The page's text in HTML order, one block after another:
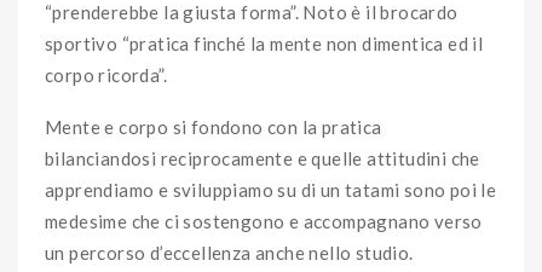
“prenderebbe la giusta forma”. Noto è il brocardo
sportivo “pratica finché la mente non dimentica ed il
corpo ricorda”.
Mente e corpo si fondono con la pratica
bilanciandosi reciprocamente e quelle attitudini che
apprendiamo e sviluppiamo su di un tatami sono poi le
medesime che ci sostengono e accompagnano verso
un percorso d’eccellenza anche nello studio.